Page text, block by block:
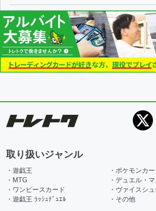
取り扱いジャンル
・遊戯王
・ポケモンカ
・MTG
・デュエル・
・ワンピースカード
・ヴァイスシ
・遊戯王 ﾗｯｼｭﾃﾞｭｴﾙ
・その他